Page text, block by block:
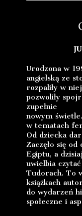
Urodzona w
angielską ze
rozpaliły w
pozwoliły
zupełnie
nowym
w tematach
Od dziecka
Zaczęło się
Egiptu, a
uwielbia
Tudorach. To
książkach
do wydarzeń
społeczne i